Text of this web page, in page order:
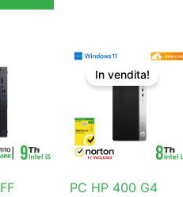
In vendita!
PC HP 400 G4
prezzo
originale
era:
€331,47.
prezzo
attuale
è:
€315,61.